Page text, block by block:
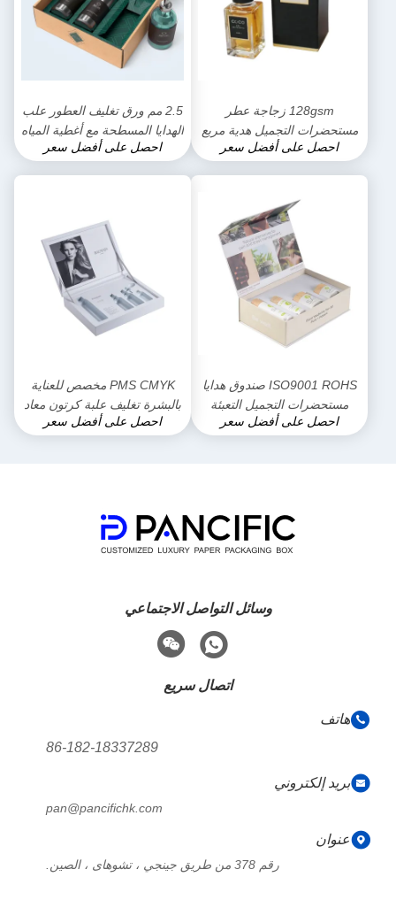
128gsm زجاجة عطر
مستحضرات التجميل هدية مربع
التعبئة والتغليف OEM ODM
احصل على أفضل سعر
2.5 مم ورق تغليف العطور علب
الهدايا المسطحة مع أغطية المياه
بالورنيش
احصل على أفضل سعر
ISO9001 ROHS صندوق هدايا
مستحضرات التجميل التعبئة
والتغليف 350g ورق الفن المعاد
احصل على أفضل سعر
PMS CMYK مخصص للعناية
بالبشرة تغليف علبة كرتون معاد
تدويرها PS CDR DWG
احصل على أفضل سعر
وسائل التواصل الاجتماعي
اتصال سريع
هاتف
86-182-18337289
بريد إلكتروني
pan@pancifichk.com
عنوان
رقم 378 من طريق جينجي ، تشوهاى ، الصين.